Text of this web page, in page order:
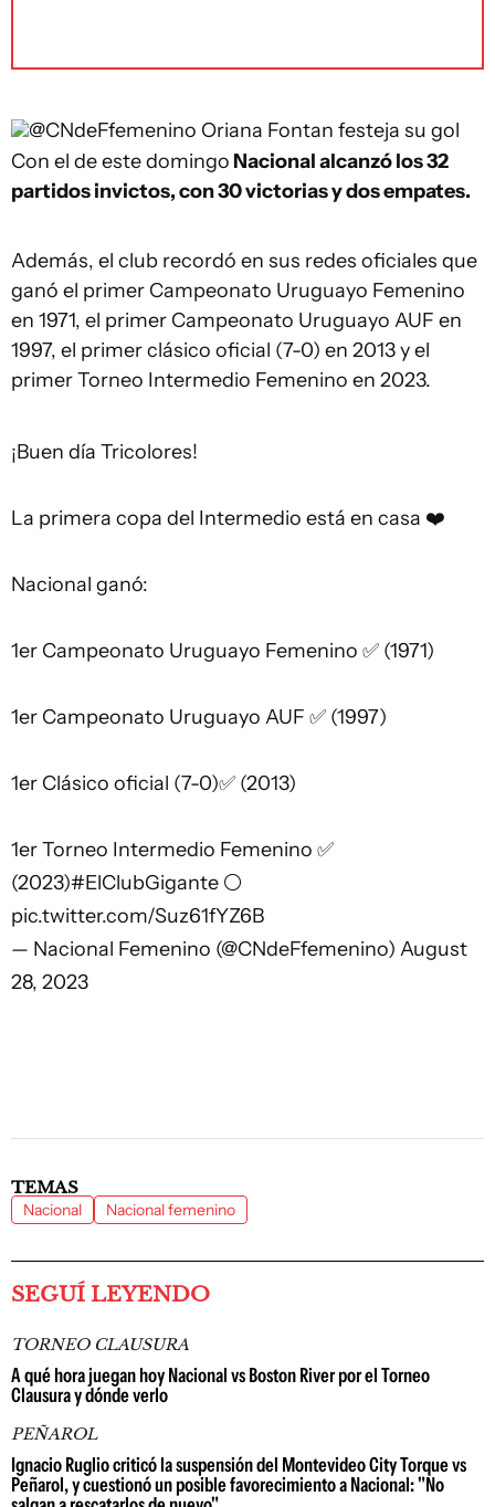
@CNdeFfemenino Oriana Fontan festeja su gol
Con el de este domingo Nacional alcanzó los 32
partidos invictos, con 30 victorias y dos empates.
Además, el club recordó en sus redes oficiales que
ganó el primer Campeonato Uruguayo Femenino
en 1971, el primer Campeonato Uruguayo AUF en
1997, el primer clásico oficial (7-0) en 2013 y el
primer Torneo Intermedio Femenino en 2023.
¡Buen día Tricolores!
La primera copa del Intermedio está en casa ❤️
Nacional ganó:
1er Campeonato Uruguayo Femenino ✅ (1971)
1er Campeonato Uruguayo AUF ✅ (1997)
1er Clásico oficial (7-0)✅ (2013)
1er Torneo Intermedio Femenino ✅
(2023)#ElClubGigante ⚪
pic.twitter.com/Suz61fYZ6B
— Nacional Femenino (@CNdeFfemenino) August
28, 2023
TEMAS
Nacional Nacional femenino
SEGUÍ LEYENDO
TORNEO CLAUSURA
A qué hora juegan hoy Nacional vs Boston River por el Torneo
Clausura y dónde verlo
PEÑAROL
Ignacio Ruglio criticó la suspensión del Montevideo City Torque vs
Peñarol, y cuestionó un posible favorecimiento a Nacional: "No